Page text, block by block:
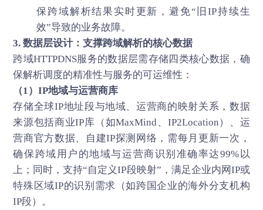
保跨域解析结果实时更新，避免“旧IP持续生
效”导致的业务故障。
3. 数据层设计：支撑跨域解析的核心数据
跨域HTTPDNS服务的数据层需存储四类核心数据，确
保解析调度的精准性与服务的可运维性：
（1）IP地域与运营商库
存储全球IP地址段与地域、运营商的映射关系，数据
来源包括商业IP库（如MaxMind、IP2Location）、运
营商官方数据、自建IP探测网络，需每月更新一次，
确保跨域用户的地域与运营商识别准确率达99%以
上；同时，支持“自定义IP段映射”，满足企业内网IP或
特殊区域IP的识别需求（如跨国企业的海外分支机构
IP段）。